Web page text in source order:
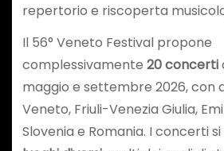
repertorio e riscoperta
Il 56° Veneto Festival propone
complessivamente 20 concerti
maggio e settembre 2026, con
Veneto, Friuli-Venezia Giulia,
Slovenia e Romania. I concerti